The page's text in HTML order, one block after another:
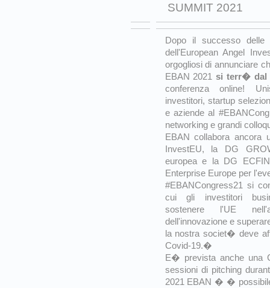
SUMMIT 2021
Dopo il successo
dell'European Angel
orgogliosi di annunciare
EBAN 2021si terr� dal
conferenza online!
investitori, startup
e aziende al
networking e grandi
EBAN collabora ancora
InvestEU, la DG
europea e la DG
Enterprise Europe per
#EBANCongress21 si
cui gli investitori
sostenere l'UE
dell'innovazione e
la nostra societ� deve
Covid-19.�
E� prevista anche una
sessioni di pitching
2021 EBAN � �